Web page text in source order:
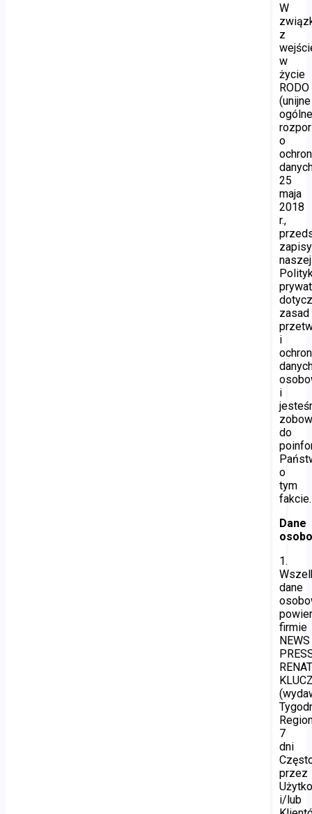
W
z
w
życie
RODO
(unijne
o
25
maja
2018
r.,
zapisy
naszej
zasad
i
i
do
o
tym
fakcie.
Dane
1.
dane
firmie
NEWS
7
dni
przez
i/lub